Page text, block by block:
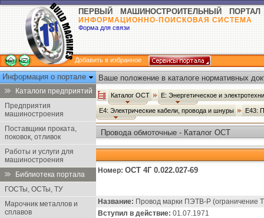
ПЕРВЫЙ МАШИНОСТРОИТЕЛЬНЫЙ ПОРТАЛ
ИНФОРМАЦИОННО-ПОИСКОВАЯ СИСТЕМА
Форма для связи
Добавить в избранное
Информация о портале
Каталоги предприятий
Предприятия
машиностроения
Поставщики проката,
поковок, отливок
Работы и услуги для
машиностроения
Библиотека портала
ГОСТы, ОСТы, ТУ
Марочник металлов и
сплавов
Ваше положение в каталоге нормативных
Каталог ОСТ Е: Энергетическое и
Е4: Электрические кабели, провода и шнуры Е43:
Провода обмоточные - Каталог ОСТ
Номер: ОСТ 4Г 0.022.027-69
Название: Провод марки ПЭТВ-Р (ограничение
Вступил в действие: 01.07.1971